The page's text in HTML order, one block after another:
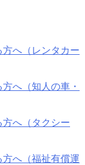
へ（レンタカー
へ（知人の車・
へ（タクシー
へ（福祉有償運